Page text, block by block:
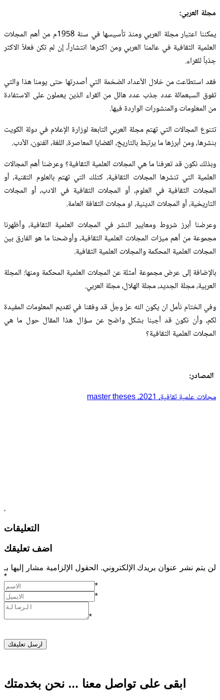
مجلة العربي:
يمكننا اعتبار مجلة العربي ومنذ تأسيسها في سنة 1958م من أهم المجلات
العلمية الثقافية في عالمنا العربي ومن اكثرها انتشاراً، إن لم تكن فعلاً الاكثر
جذباً للقراء.
فقد استطاعت من خلال الأعداد الضخمة التي أصدرتها حتى يومنا هذا والتي
تفوق السبعمائة عدد جذب عدد هائل من القراء الذين يعملون على الاستفادة
من المعلومات والمنشورات الواردة فيها.
تتنوع المجالات التي تهتم مجلة العربي التابعة لوزارة الإعلام في دولة الكويت
بنشرها، ومن أبرزها ما يرتبط بالتاريخ، القضايا المعاصرة، اللغة، الفنون، الأدب.
وبذلك نكون قد تعرفنا ما هي المجلات العلمية الثقافية؟ وعرضنا أهم المجالات
العلمية التي تنشرها المجلات الثقافية، كتلك التي تهتم بالعلوم التقنية، أو
المجلات الثقافية في العلوم، أو المجلات الثقافية في الادب، أو المجلات
التاريخية، أو المجلات الدينية، او مجلات الثقافة العامة.
وعرضنا أبرز شروط ومعايير النشر في المجلات العلمية الثقافية، وأظهرنا
مجموعة من أهم ميزات المجلات العلمية الثقافية، وأوضحنا ما هو الفارق بين
المجلات العلمية المحكمة والمجلات العلمية الثقافية.
بالإضافة إلى عرض مجموعة أمثلة عن المجلات العلمية المحكمة ومنها: المجلة
العربية، مجلة الجديد، مجلة الهلال، مجلة العربي.
وفي الختام نأمل ان يكون الله عزّ وجلّ قد وفقنا في تقديم المعلومات المفيدة
لكم، وأن نكون قد أجبنا بشكل واضح عن سؤال هذا المقال حول ما هي
المجلات العلمية الثقافية؟
المصادر:
مجلات علمية ثقافية، 2021، master theses
التعليقات
اضف تعليقك
لن يتم نشر عنوان بريدك الإلكتروني. الحقول الإلزامية مشار إليها بـ
*
*
*
*
ابقى على تواصل معنا ... نحن بخدمتك